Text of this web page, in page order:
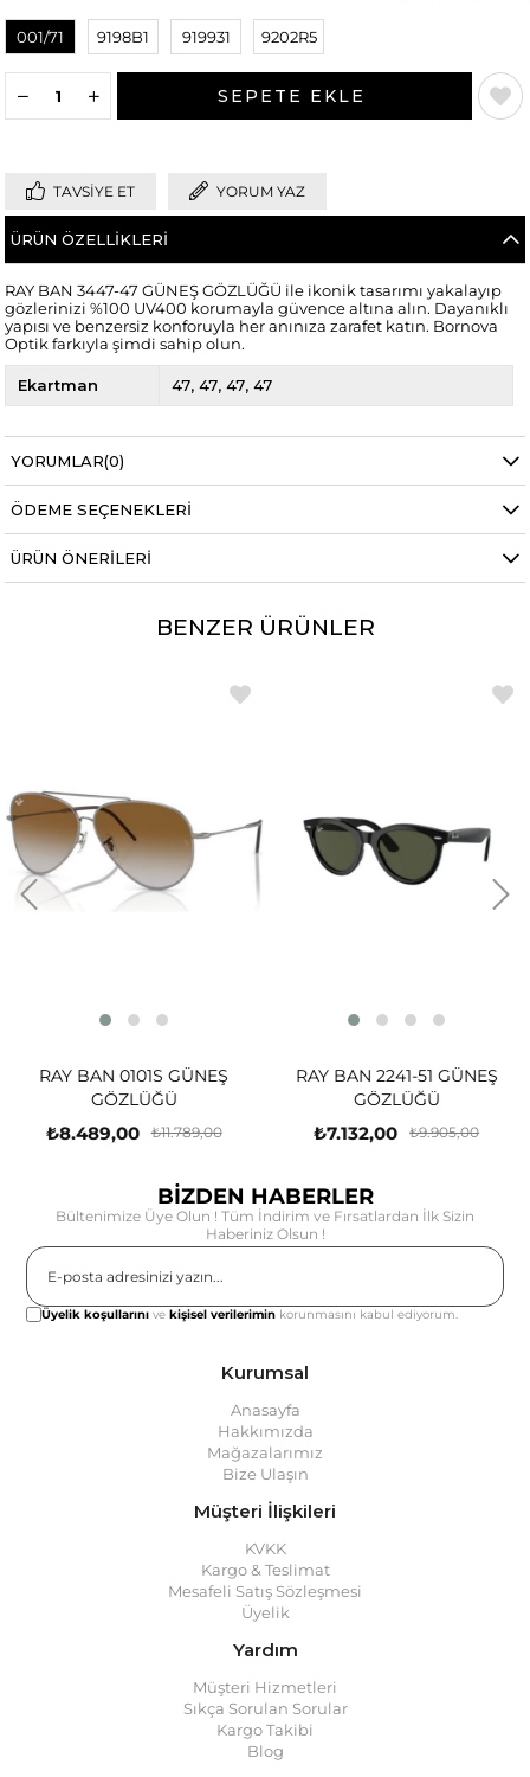
001/71 9198B1 919931 9202R5
TAVSIYE ET YORUM YAZ
ÜRÜN ÖZELLIKLERI
RAY BAN 3447-47 GÜNEŞ GÖZLÜĞÜ ile ikonik tasarımı yakalayıp
gözlerinizi %100 UV400 korumayla güvence altına alın. Dayanıklı
yapısı ve benzersiz konforuyla her anınıza zarafet katın. Bornova
Optik farkıyla şimdi sahip olun.
Ekartman 47 47 47 47
YORUMLAR(0)
ÖDEME SEÇENEKLERI
ÜRÜN ÖNERILERI
BENZER ÜRÜNLER
RAY BAN 0101S GÜNEŞ
GÖZLÜĞÜ
₺8.489,00 ₺11.789,00
RAY BAN 2241-51 GÜNEŞ
GÖZLÜĞÜ
₺7.132,00 ₺9.905,00
BİZDEN HABERLER
Bültenimize Üye Olun ! Tüm İndirim ve Fırsatlardan İlk Sizin
Haberiniz Olsun !
Üyelik koşullarını vekişisel verilerimin korunmasını kabul ediyorum.
Kurumsal
Anasayfa
Hakkımızda
Mağazalarımız
Bize Ulaşın
Müşteri İlişkileri
KVKK
Kargo & Teslimat
Mesafeli Satış Sözleşmesi
Üyelik
Yardım
Müşteri Hizmetleri
Sıkça Sorulan Sorular
Kargo Takibi
Blog